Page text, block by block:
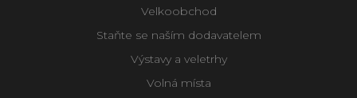
Velkoobchod
Staňte se naším dodavatelem
Výstavy a veletrhy
Volná místa